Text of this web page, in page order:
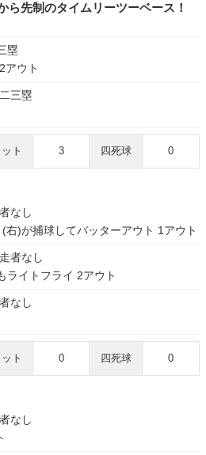
ら先制のタイムリーツーベース！
塁
アウト
三塁
ット 3 四死球 0
なし
(右)が捕球してバッターアウト 1アウト
者なし
ライトフライ 2アウト
なし
ット 0 四死球 0
なし